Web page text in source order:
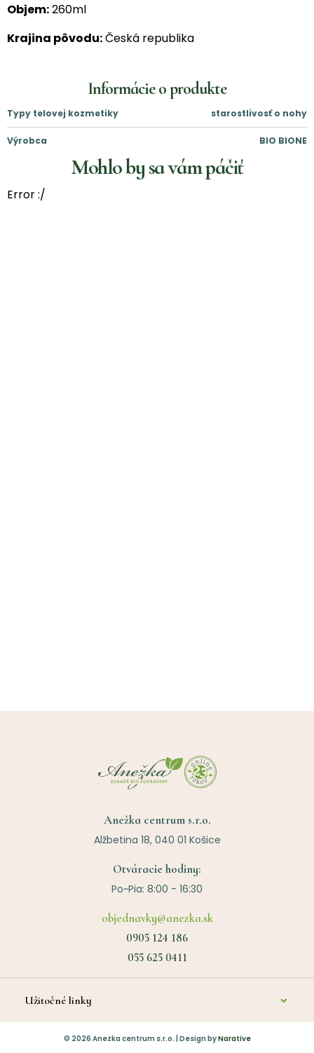
Objem:260ml
Krajina pôvodu:Česká republika
Informácie o produkte
Typy telovej kozmetiky starostlivosť o nohy
Výrobca BIO BIONE
Mohlo by sa vám páčiť
Error :/
Anežka centrum s.r.o.
Alžbetina 18, 040 01 Košice
Otváracie hodiny:
Po~Pia: 8:00 - 16:30
objednavky@anezka.sk
0905 124 186
055 625 0411
Užitočné linky
O nás
© 2026 Anezka centrum s.r.o. | Design byNarative